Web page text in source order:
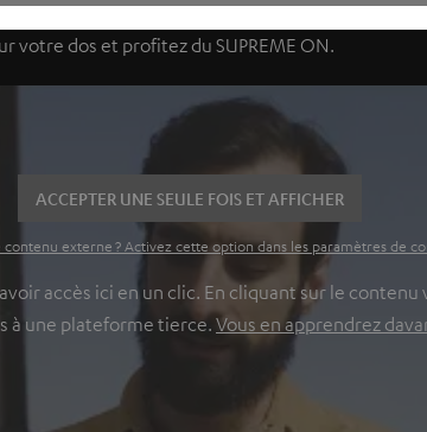
tout ce que vous souhaitez. En plus
votre dos et profitez du SUPREME ON.
ACCEPTER UNE SEULE FOIS ET AFFICHER
externe ? Activez cette option dans les paramètres de
accès ici en un clic. En cliquant sur le
à une plateforme tierce. Vous en apprendrez